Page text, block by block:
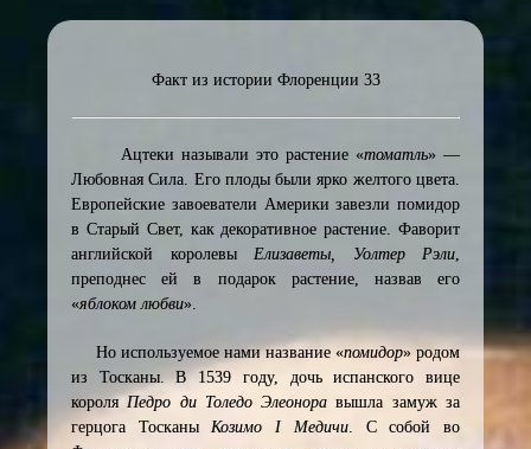
Факт из истории Флоренции 33
Ацтеки называли это растение «томатль» —
Любовная Сила. Его плоды были ярко желтого цвета.
Европейские завоеватели Америки завезли помидор
в Старый Свет, как декоративное растение. Фаворит
английской королевы Елизаветы, Уолтер Рэли,
преподнес ей в подарок растение, назвав его
«яблоком любви».
Но используемое нами название «помидор» родом
из Тосканы. В 1539 году, дочь испанского вице
короляПедро ди Толедо Элеонора вышла замуж за
герцога ТосканыКозимо I Медичи. С собой во